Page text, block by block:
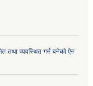
तथा व्यवस्थित गर्न बनेको ऐन